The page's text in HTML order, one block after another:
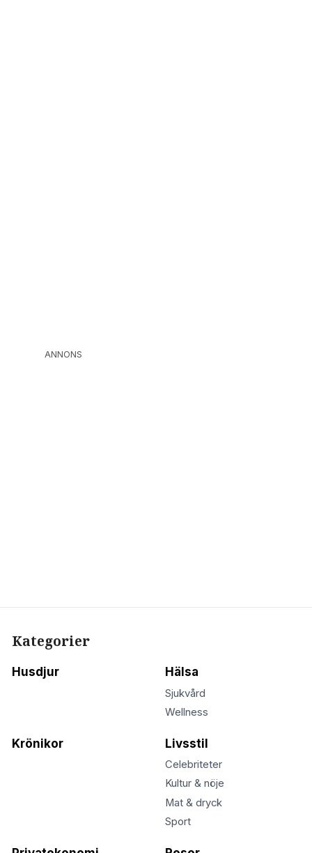
ANNONS
Kategorier
Husdjur Hälsa
Sjukvård
Wellness
Krönikor Livsstil
Celebriteter
Kultur & nöje
Mat & dryck
Sport